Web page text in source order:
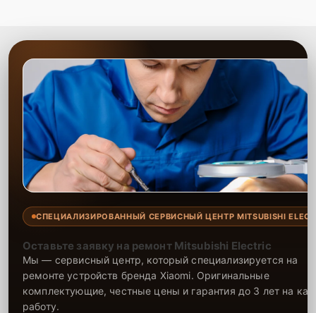
СПЕЦИАЛИЗИРОВАННЫЙ СЕРВИСНЫЙ ЦЕНТР MITSUBISHI
Оставьте заявку на ремонт Mitsubishi Electric
Мы — сервисный центр, который специализируется на
ремонте устройств бренда Xiaomi. Оригинальные
комплектующие, честные цены и гарантия до 3 лет на
работу.